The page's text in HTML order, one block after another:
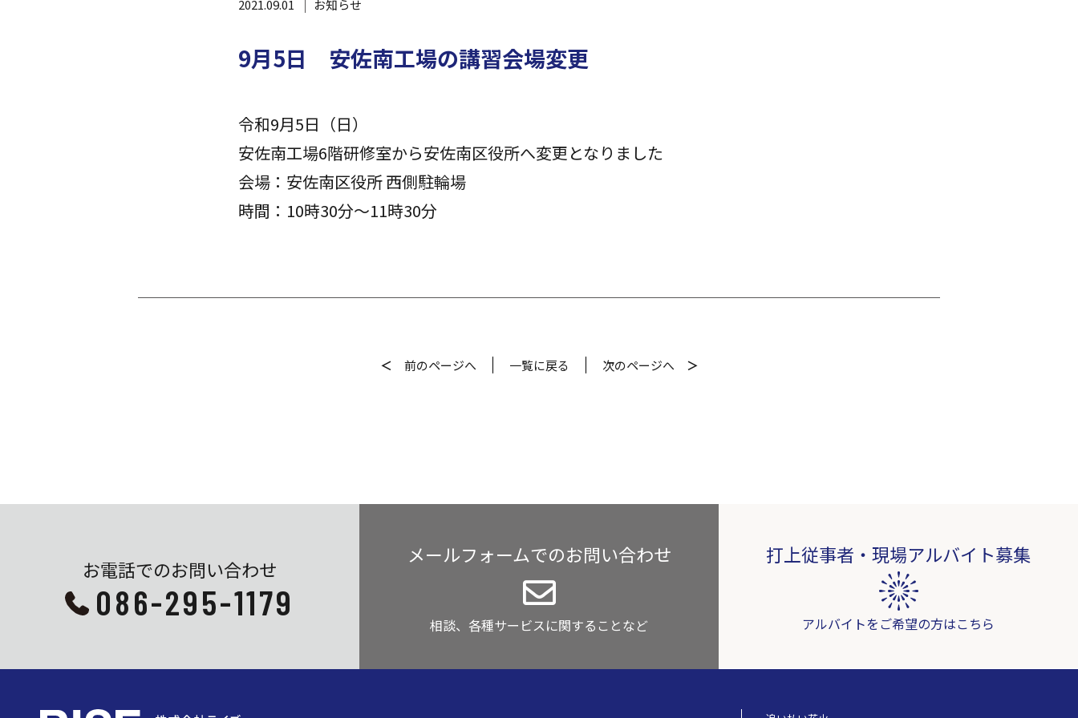
2021.09.01 お知らせ
9月5日 安佐南工場の講習会場変更
令和9月5日（日）
安佐南工場6階研修室から安佐南区役所へ変更となりました
会場：安佐南区役所 西側駐輪場
時間：10時30分～11時30分
＜ 前のページへ 一覧に戻る 次のページへ ＞
お電話でのお問い合わせ
086-295-1179
メールフォームでのお問い合わせ
相談、各種サービスに関することなど
打上従事者・現場アルバイト募集
アルバイトをご希望の方はこちら